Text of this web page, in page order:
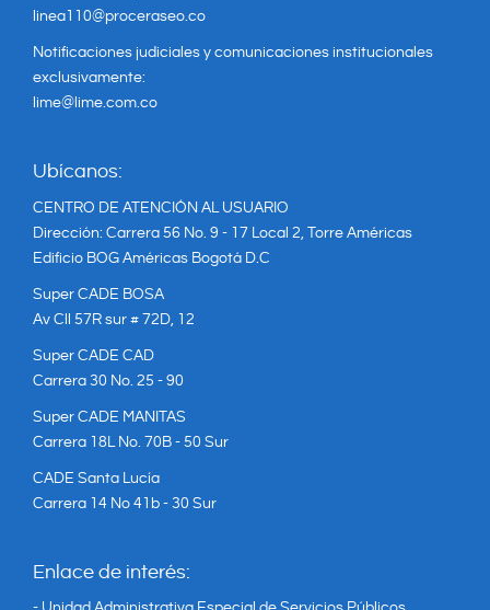
linea110@proceraseo.co
Notificaciones judiciales y comunicaciones institucionales
exclusivamente:
lime@lime.com.co
Ubícanos:
CENTRO DE ATENCIÓN AL USUARIO
Dirección: Carrera 56 No. 9 - 17 Local 2, Torre Américas
Edificio BOG Américas Bogotá D.C
Super CADE BOSA
Av Cll 57R sur # 72D, 12
Super CADE CAD
Carrera 30 No. 25 - 90
Super CADE MANITAS
Carrera 18L No. 70B - 50 Sur
CADE Santa Lucía
Carrera 14 No 41b - 30 Sur
Enlace de interés: